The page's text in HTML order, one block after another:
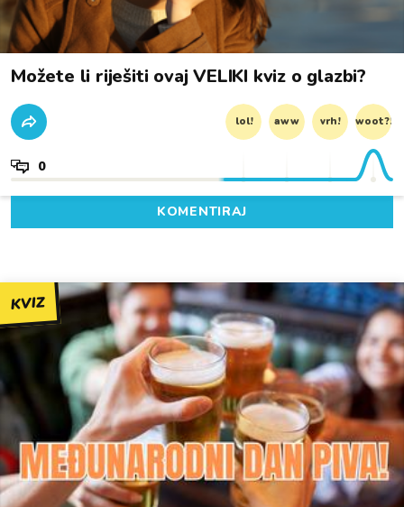
Možete li riješiti ovaj VELIKI kviz o glazbi?
lol! aww vrh! woot?!
0
KOMENTIRAJ
KVIZ